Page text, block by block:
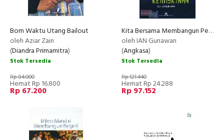
Bom Waktu Utang Bailout
oleh Aziar Zain
(Diandra Primamitra)
Stok Tersedia
Rp 84.000
Hemat Rp 16.800
Rp 67.200
Kita Bersama Membangun Perekonomian yang Terpuruk Sekaligus Menghapuskan Semua Bentuk Kemiskinan
oleh IAN Gunawan
(Angkasa)
Stok Tersedia
Rp 121.440
Hemat Rp 24.288
Rp 97.152